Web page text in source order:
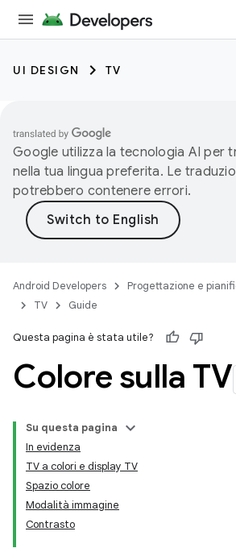
UI DESIGN TV
Google utilizza la tecnologia AI per
nella tua lingua preferita. Le
potrebbero contenere errori.
Android Developers Progettazione e
TV
Guide
Questa pagina è stata utile?
Colore sulla TV
Su questa pagina
In evidenza
TV a colori e display TV
Spazio colore
Modalità immagine
Contrasto